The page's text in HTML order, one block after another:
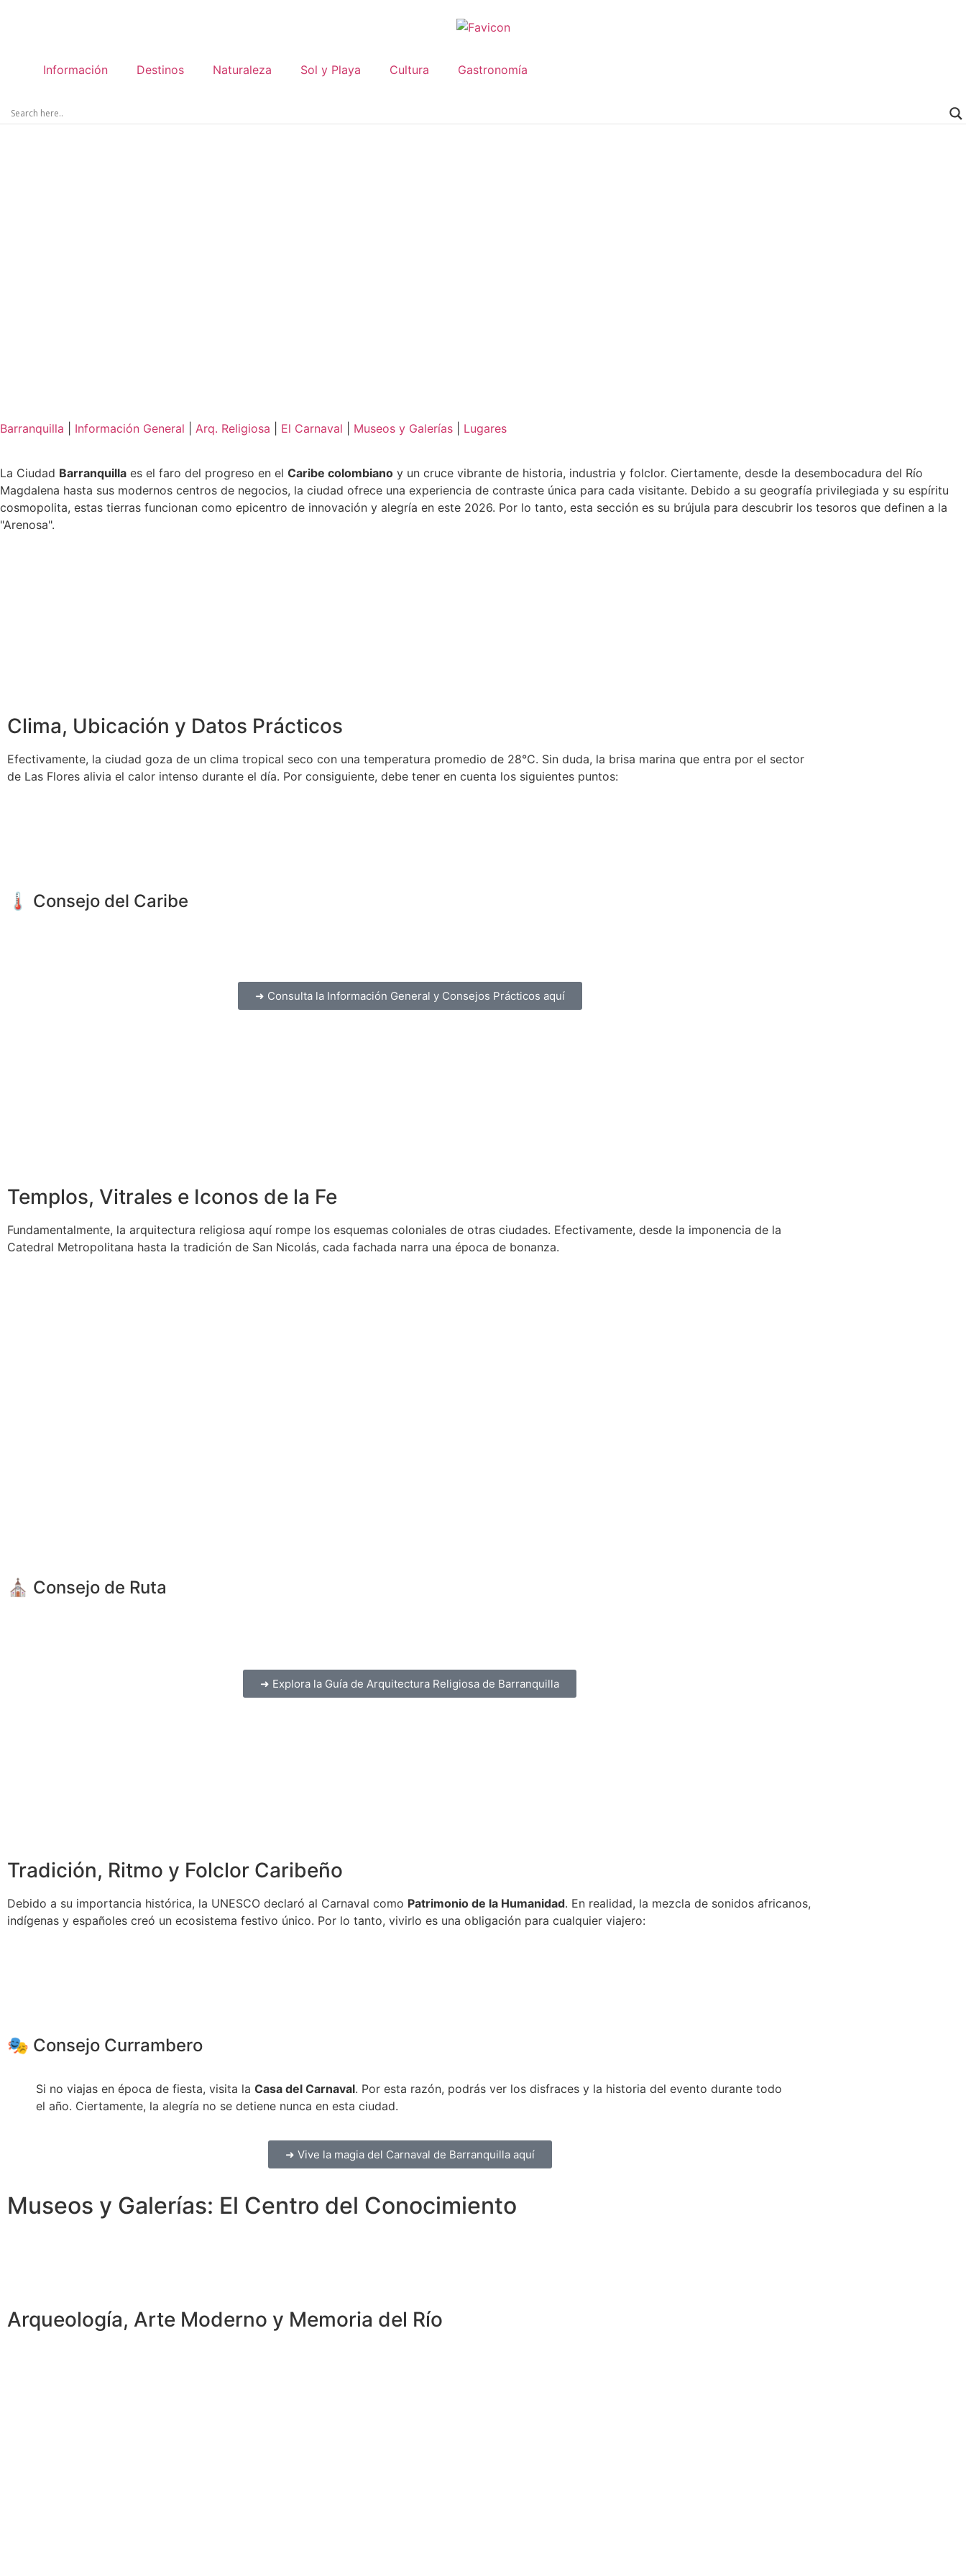
Información Destinos Naturaleza Sol y Playa Cultura Gastronomía
Barranquilla Información General Arq. Religiosa El Carnaval Museos y Galerías Lugares
La Ciudad Barranquilla es el faro del progreso en el Caribe colombiano y un cruce vibrante de historia, industria y folclor. Ciertamente, desde la desembocadura del Río
Magdalena hasta sus modernos centros de negocios, la ciudad ofrece una experiencia de contraste única para cada visitante. Debido a su geografía privilegiada y su espíritu
cosmopolita, estas tierras funcionan como epicentro de innovación y alegría en este 2026. Por lo tanto, esta sección es su brújula para descubrir los tesoros que definen a la
"Arenosa".
Clima, Ubicación y Datos Prácticos
Efectivamente, la ciudad goza de un clima tropical seco con una temperatura promedio de 28°C. Sin duda, la brisa marina que entra por el sector
de Las Flores alivia el calor intenso durante el día. Por consiguiente, debe tener en cuenta los siguientes puntos:
🌡️ Consejo del Caribe
➜ Consulta la Información General y Consejos Prácticos aquí
Templos, Vitrales e Iconos de la Fe
Fundamentalmente, la arquitectura religiosa aquí rompe los esquemas coloniales de otras ciudades. Efectivamente, desde la imponencia de la
Catedral Metropolitana hasta la tradición de San Nicolás, cada fachada narra una época de bonanza.
⛪ Consejo de Ruta
➜ Explora la Guía de Arquitectura Religiosa de Barranquilla
Tradición, Ritmo y Folclor Caribeño
Debido a su importancia histórica, la UNESCO declaró al Carnaval como Patrimonio de la Humanidad. En realidad, la mezcla de sonidos africanos,
indígenas y españoles creó un ecosistema festivo único. Por lo tanto, vivirlo es una obligación para cualquier viajero:
🎭 Consejo Currambero
Si no viajas en época de fiesta, visita la Casa del Carnaval. Por esta razón, podrás ver los disfraces y la historia del evento durante todo
el año. Ciertamente, la alegría no se detiene nunca en esta ciudad.
➜ Vive la magia del Carnaval de Barranquilla aquí
Museos y Galerías: El Centro del Conocimiento
Arqueología, Arte Moderno y Memoria del Río